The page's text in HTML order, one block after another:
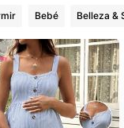
Bebé Belleza &